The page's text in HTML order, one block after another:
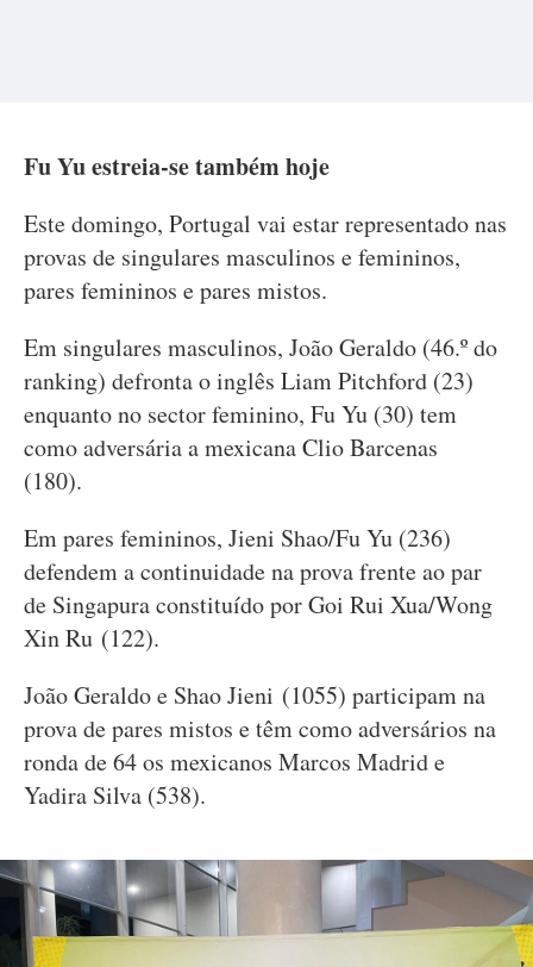
Fu Yu estreia-se também hoje
Este domingo, Portugal vai estar representado nas
provas de singulares masculinos e femininos,
pares femininos e pares mistos.
Em singulares masculinos, João Geraldo (46.º do
ranking) defronta o inglês Liam Pitchford (23)
enquanto no sector feminino, Fu Yu (30) tem
como adversária a mexicana Clio Barcenas
(180).
Em pares femininos, Jieni Shao/Fu Yu (236)
defendem a continuidade na prova frente ao par
de Singapura constituído por Goi Rui Xua/Wong
Xin Ru (122).
João Geraldo e Shao Jieni (1055) participam na
prova de pares mistos e têm como adversários na
ronda de 64 os mexicanos Marcos Madrid e
Yadira Silva (538).